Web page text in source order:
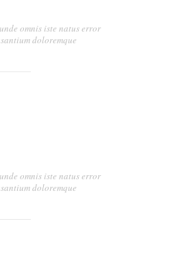
omnis iste natus error
doloremque
omnis iste natus error
doloremque